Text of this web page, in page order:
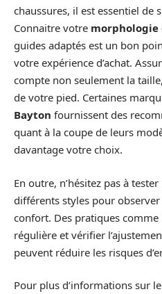
chaussures, il est essentiel de
Connaitre votre morphologie
guides adaptés est un bon
votre expérience d’achat.
compte non seulement la
de votre pied. Certaines
Bayton fournissent des
quant à la coupe de leurs
davantage votre choix.
En outre, n’hésitez pas à
différents styles pour
confort. Des pratiques
régulière et vérifier
peuvent réduire les risques
Pour plus d’informations sur